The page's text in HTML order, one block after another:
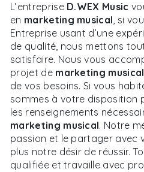
L’entreprise D.WEX Music
en marketing musical, si
Entreprise usant d’une
de qualité, nous mettons
satisfaire. Nous vous
projet de marketing musical
de vos besoins. Si vous
sommes à votre disposition
les renseignements
marketing musical. Notre
passion et le partager avec
plus notre désir de réussir.
qualifiée et travaille avec